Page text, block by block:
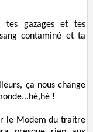
tes gazages et tes
contaminé et ta
ça nous change
!
le Modem du traitre